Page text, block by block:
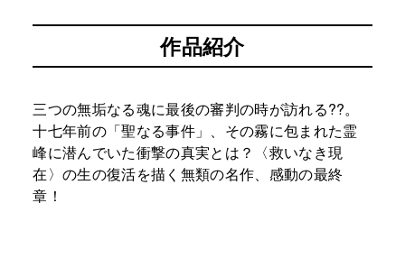
作品紹介
三つの無垢なる魂に最後の審判の時が訪れる??。
十七年前の「聖なる事件」、その霧に包まれた霊
峰に潜んでいた衝撃の真実とは？〈救いなき現
在〉の生の復活を描く無類の名作、感動の最終
章！